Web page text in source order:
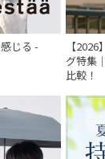
じる -
【
グ特集
比較！